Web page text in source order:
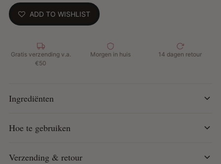
of wordt geknipt
Voedt en hydrateert terwijl het kleurt
Eén eenvoudige toepassing voor een egale, natuurlijke
look
snor en baard.
ADD TO WISHLIST
Gratis verzending v.a.
€50
Morgen in huis 14 dagen retour
Ingrediënten
Hoe te gebruiken
Verzending & retour